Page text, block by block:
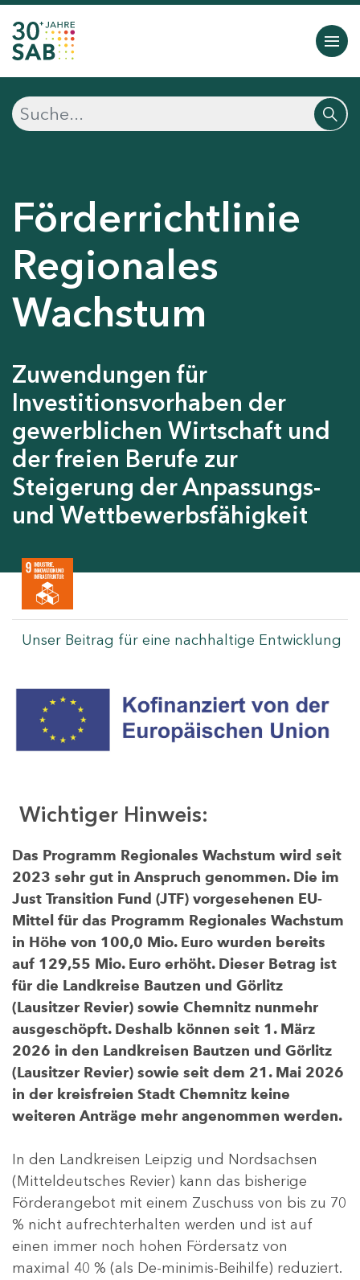
Förderrichtlinie
Regionales
Wachstum
Zuwendungen für
Investitionsvorhaben der
gewerblichen Wirtschaft und
der freien Berufe zur
Steigerung der Anpassungs-
und Wettbewerbsfähigkeit
Unser Beitrag für eine nachhaltige Entwicklung
Wichtiger Hinweis:
Das Programm Regionales Wachstum wird seit
2023 sehr gut in Anspruch genommen. Die im
Just Transition Fund (JTF) vorgesehenen EU-
Mittel für das Programm Regionales Wachstum
in Höhe von 100,0 Mio. Euro wurden bereits
auf 129,55 Mio. Euro erhöht. Dieser Betrag ist
für die Landkreise Bautzen und Görlitz
(Lausitzer Revier) sowie Chemnitz nunmehr
ausgeschöpft. Deshalb können seit 1. März
2026 in den Landkreisen Bautzen und Görlitz
(Lausitzer Revier) sowie seit dem 21. Mai 2026
in der kreisfreien Stadt Chemnitz keine
weiteren Anträge mehr angenommen werden.
In den Landkreisen Leipzig und Nordsachsen
(Mitteldeutsches Revier) kann das bisherige
Förderangebot mit einem Zuschuss von bis zu 70
% nicht aufrechterhalten werden und ist auf
einen immer noch hohen Fördersatz von
maximal 40 % (als De-minimis-Beihilfe) reduziert.